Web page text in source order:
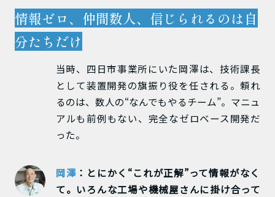
情報ゼロ、仲間数人、信じられるのは自
分たちだけ
当時、四日市事業所にいた岡澤は、技術課長
として装置開発の旗振り役を任される。頼れ
るのは、数人の“なんでもやるチーム”。マニュ
アルも前例もない、完全なゼロベース開発だ
った。
岡澤 ：とにかく“これが正解”って情報がなく
て。いろんな工場や機械屋さんに掛け合って